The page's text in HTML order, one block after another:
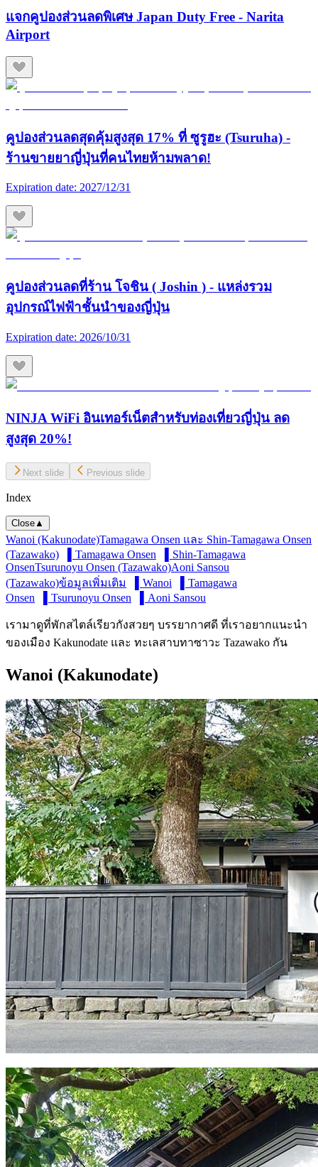
แจกคูปองส่วนลดพิเศษ Japan Duty Free - Narita
Airport
คูปองส่วนลดสุดคุ้มสูงสุด 17% ที่ ซูรูฮะ (Tsuruha) -
ร้านขายยาญี่ปุ่นที่คนไทยห้ามพลาด!
Expiration date: 2027/12/31
คูปองส่วนลดที่ร้าน โจชิน ( Joshin ) - แหล่งรวม
อุปกรณ์ไฟฟ้าชั้นนำของญี่ปุ่น
Expiration date: 2026/10/31
NINJA WiFi อินเทอร์เน็ตสำหรับท่องเที่ยวญี่ปุ่น ลด
สูงสุด 20%!
Next slide Previous slide
Index
Close▲
Wanoi (Kakunodate)Tamagawa Onsen และ Shin-Tamagawa Onsen
(Tazawako)
▌Tamagawa Onsen
▌Shin-Tamagawa
OnsenTsurunoyu Onsen (Tazawako)Aoni Sansou
(Tazawako)ข้อมูลเพิ่มเติม ▌Wanoi
▌Tamagawa
Onsen
▌Tsurunoyu Onsen ▌Aoni Sansou
เรามาดูที่พักสไตล์เรียวกังสวยๆ บรรยากาศดี ที่เราอยากแนะนำ
ของเมือง Kakunodate และ ทะเลสาบทาซาวะ Tazawako กัน
Wanoi (Kakunodate)